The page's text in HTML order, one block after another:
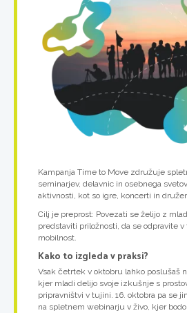
Kampanja Time to Move združuje
seminarjev, delavnic in osebnega
aktivnosti, kot so igre, koncerti in
Cilj je preprost: Povezati se želijo z
predstaviti priložnosti, da se odpravite
mobilnost.
Kako to izgleda v praksi?
Vsak četrtek v oktobru lahko poslušaš
kjer mladi delijo svoje izkušnje s
pripravništvi v tujini. 16. oktobra pa se
na spletnem webinarju v živo, kjer